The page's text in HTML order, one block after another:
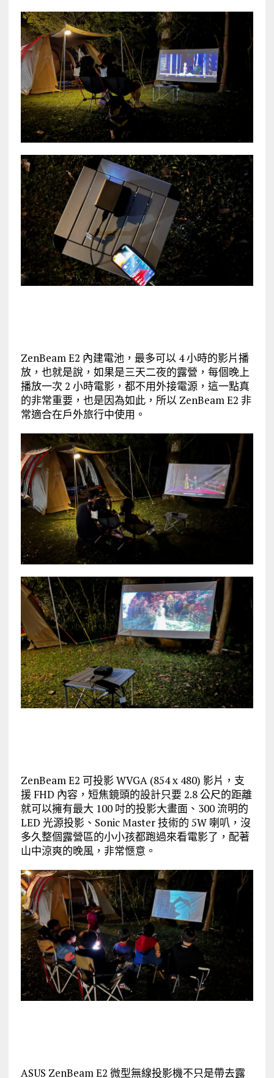
ZenBeam E2 內建電池，最多可以 4 小時的影片播
放，也就是說，如果是三天二夜的露營，每個晚上
播放一次 2 小時電影，都不用外接電源，這一點真
的非常重要，也是因為如此，所以 ZenBeam E2 非
常適合在戶外旅行中使用。
ZenBeam E2 可投影 WVGA (854 x 480) 影片，支
援 FHD 內容，短焦鏡頭的設計只要 2.8 公尺的距離
就可以擁有最大 100 吋的投影大畫面、300 流明的
LED 光源投影、Sonic Master 技術的 5W 喇叭，沒
多久整個露營區的小小孩都跑過來看電影了，配著
山中涼爽的晚風，非常愜意。
ASUS ZenBeam E2 微型無線投影機不只是帶去露